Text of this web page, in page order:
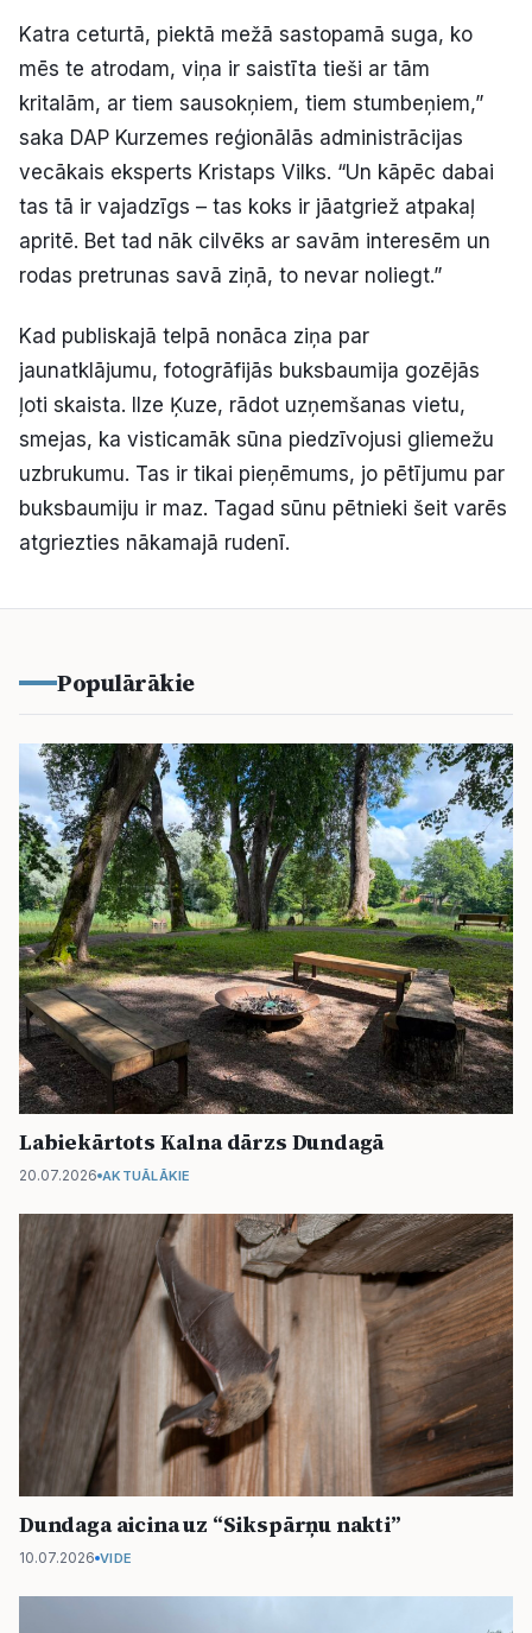
Katra ceturtā, piektā mežā sastopamā suga, ko
mēs te atrodam, viņa ir saistīta tieši ar tām
kritalām, ar tiem sausokņiem, tiem stumbeņiem,”
saka DAP Kurzemes reģionālās administrācijas
vecākais eksperts Kristaps Vilks. “Un kāpēc dabai
tas tā ir vajadzīgs – tas koks ir jāatgriež atpakaļ
apritē. Bet tad nāk cilvēks ar savām interesēm un
rodas pretrunas savā ziņā, to nevar noliegt.”
Kad publiskajā telpā nonāca ziņa par
jaunatklājumu, fotogrāfijās buksbaumija gozējās
ļoti skaista. Ilze Ķuze, rādot uzņemšanas vietu,
smejas, ka visticamāk sūna piedzīvojusi gliemežu
uzbrukumu. Tas ir tikai pieņēmums, jo pētījumu par
buksbaumiju ir maz. Tagad sūnu pētnieki šeit varēs
atgriezties nākamajā rudenī.
Populārākie
Labiekārtots Kalna dārzs Dundagā
20.07.2026 AKTUĀLĀKIE
Dundaga aicina uz “Sikspārņu nakti”
10.07.2026 VIDE